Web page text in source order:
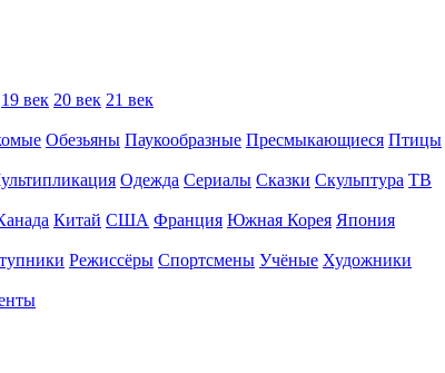
19 век 20 век 21 век
Обезьяны Паукообразные Пресмыкающиеся Птицы
Одежда Сериалы Сказки Скульптура ТВ
Китай США Франция Южная Корея Япония
Режиссёры Спортсмены Учёные Художники